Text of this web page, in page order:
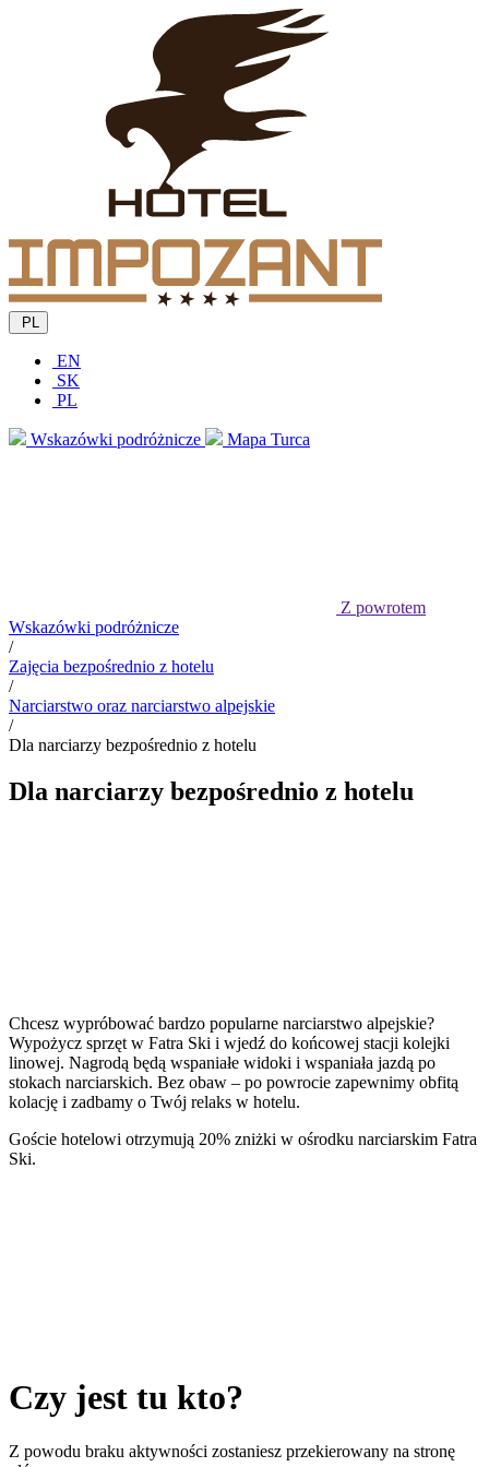
PL
EN
SK
PL
Wskazówki podróżnicze Mapa Turca
Z powrotem
Wskazówki podróżnicze
/
Zajęcia bezpośrednio z hotelu
/
Narciarstwo oraz narciarstwo alpejskie
/
Dla narciarzy bezpośrednio z hotelu
Dla narciarzy bezpośrednio z hotelu
Chcesz wypróbować bardzo popularne narciarstwo alpejskie?
Wypożycz sprzęt w Fatra Ski i wjedź do końcowej stacji kolejki
linowej. Nagrodą będą wspaniałe widoki i wspaniała jazdą po
stokach narciarskich. Bez obaw – po powrocie zapewnimy obfitą
kolację i zadbamy o Twój relaks w hotelu.
Goście hotelowi otrzymują 20% zniżki w ośrodku narciarskim Fatra
Ski.
Czy jest tu kto?
Z powodu braku aktywności zostaniesz przekierowany na stronę